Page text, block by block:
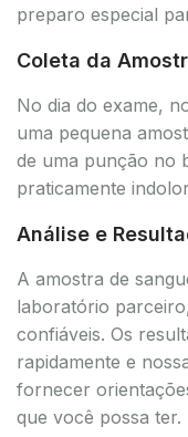
preparo especial
Coleta da
No dia do exame,
uma pequena
de uma punção no
praticamente
Análise e
A amostra de
laboratório
confiáveis. Os
rapidamente e
fornecer
que você possa ter.